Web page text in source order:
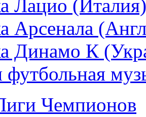
Лацио (Италия)
Арсенала
Динамо К
футбольная
Чемпионов